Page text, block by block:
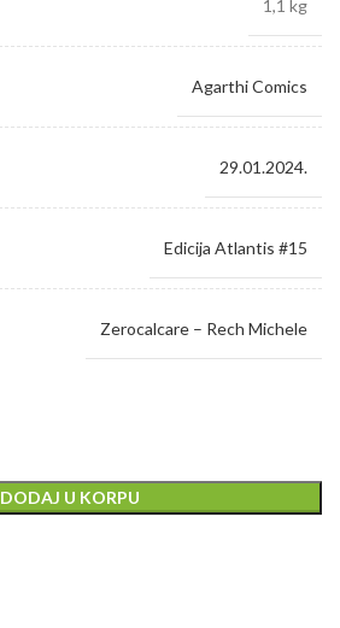
1,1 kg
Agarthi Comics
29.01.2024.
Edicija Atlantis #15
Zerocalcare – Rech Michele
DODAJ U KORPU